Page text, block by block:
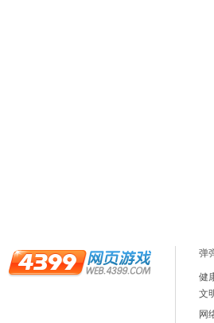
弹
健
文
网